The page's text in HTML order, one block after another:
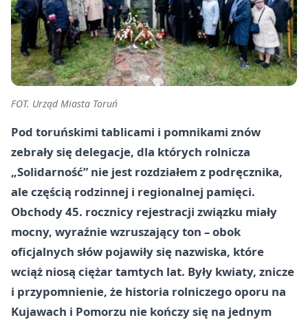
FOT. Urząd Miasta Toruń
Pod toruńskimi tablicami i pomnikami znów
zebrały się delegacje, dla których rolnicza
„Solidarność” nie jest rozdziałem z podręcznika,
ale częścią rodzinnej i regionalnej pamięci.
Obchody 45. rocznicy rejestracji związku miały
mocny, wyraźnie wzruszający ton – obok
oficjalnych słów pojawiły się nazwiska, które
wciąż niosą ciężar tamtych lat. Były kwiaty, znicze
i przypomnienie, że historia rolniczego oporu na
Kujawach i Pomorzu nie kończy się na jednym